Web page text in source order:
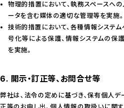
物理的措置において、執務スペースへ
ータを含む媒体の適切な管理等を実施。
技術的措置において、各種情報システ
号化等による保護、情報システムの保
を実施。
6. 開示・訂正等、お問合せ等
弊社は、法令の定めに基づき、保有個人デ